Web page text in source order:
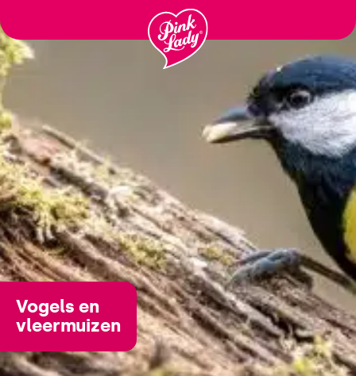
au
contenu
Vogels en
vleermuizen